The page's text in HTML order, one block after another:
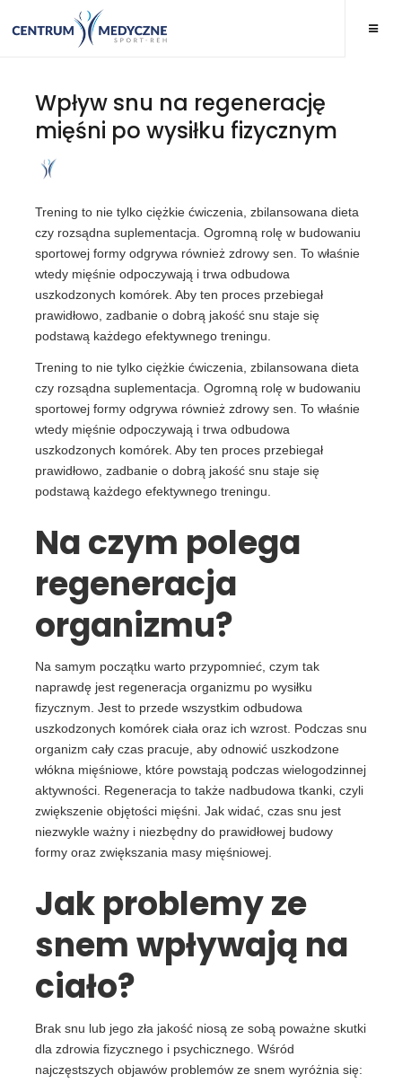
Wpływ snu na regenerację
mięśni po wysiłku fizycznym
Trening to nie tylko ciężkie ćwiczenia, zbilansowana dieta
czy rozsądna suplementacja. Ogromną rolę w budowaniu
sportowej formy odgrywa również zdrowy sen. To właśnie
wtedy mięśnie odpoczywają i trwa odbudowa
uszkodzonych komórek. Aby ten proces przebiegał
prawidłowo, zadbanie o dobrą jakość snu staje się
podstawą każdego efektywnego treningu.
Trening to nie tylko ciężkie ćwiczenia, zbilansowana dieta
czy rozsądna suplementacja. Ogromną rolę w budowaniu
sportowej formy odgrywa również zdrowy sen. To właśnie
wtedy mięśnie odpoczywają i trwa odbudowa
uszkodzonych komórek. Aby ten proces przebiegał
prawidłowo, zadbanie o dobrą jakość snu staje się
podstawą każdego efektywnego treningu.
Na czym polega
regeneracja
organizmu?
Na samym początku warto przypomnieć, czym tak
naprawdę jest regeneracja organizmu po wysiłku
fizycznym. Jest to przede wszystkim odbudowa
uszkodzonych komórek ciała oraz ich wzrost. Podczas snu
organizm cały czas pracuje, aby odnowić uszkodzone
włókna mięśniowe, które powstają podczas wielogodzinnej
aktywności. Regeneracja to także nadbudowa tkanki, czyli
zwiększenie objętości mięśni. Jak widać, czas snu jest
niezwykle ważny i niezbędny do prawidłowej budowy
formy oraz zwiększania masy mięśniowej.
Jak problemy ze
snem wpływają na
ciało?
Brak snu lub jego zła jakość niosą ze sobą poważne skutki
dla zdrowia fizycznego i psychicznego. Wśród
najczęstszych objawów problemów ze snem wyróżnia się: